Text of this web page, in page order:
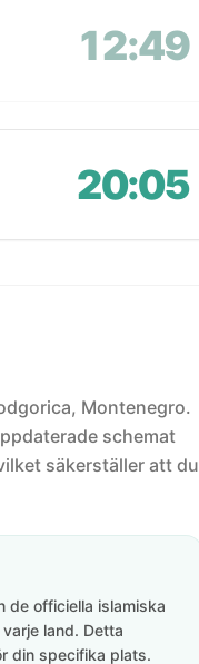
12:49
20:05
Montenegro.
schemat
säkerställer att du
de officiella islamiska
land. Detta
din specifika plats.